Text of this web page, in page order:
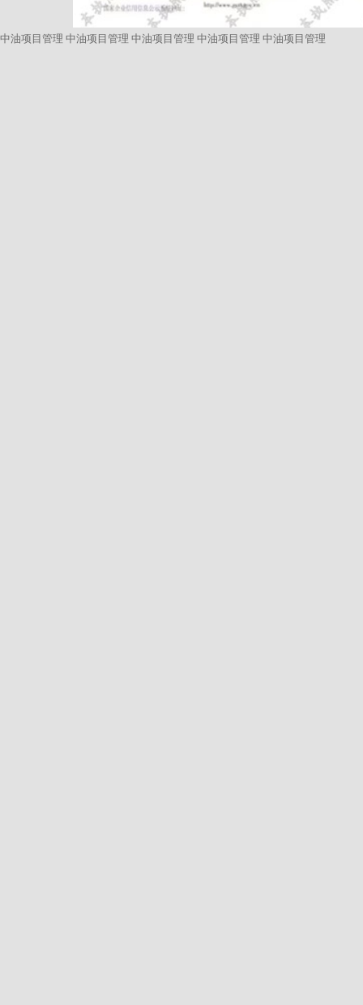
中油项目管理 中油项目管理 中油项目管理 中油项目管理 中油项目管理